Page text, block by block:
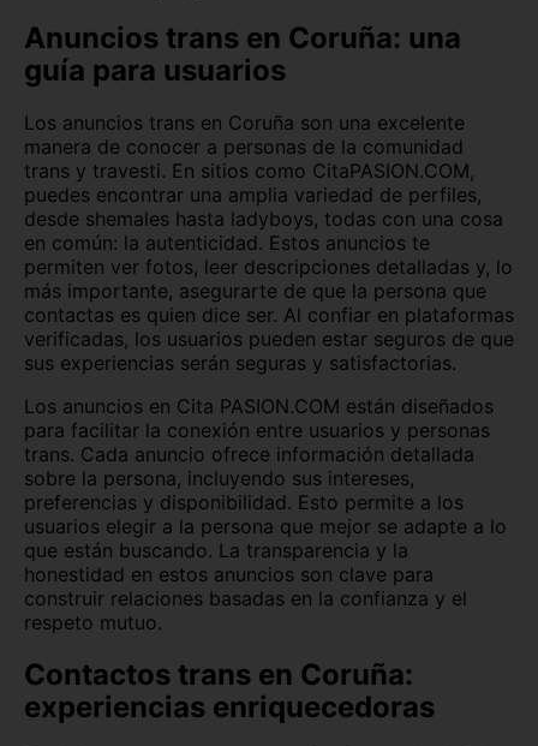
Anuncios trans en Coruña: una
guía para usuarios
Los anuncios trans en Coruña son una excelente
manera de conocer a personas de la comunidad
trans y travesti. En sitios como CitaPASION.COM,
puedes encontrar una amplia variedad de perfiles,
desde shemales hasta ladyboys, todas con una cosa
en común: la autenticidad. Estos anuncios te
permiten ver fotos, leer descripciones detalladas y, lo
más importante, asegurarte de que la persona que
contactas es quien dice ser. Al confiar en plataformas
verificadas, los usuarios pueden estar seguros de que
sus experiencias serán seguras y satisfactorias.
Los anuncios en Cita PASION.COM están diseñados
para facilitar la conexión entre usuarios y personas
trans. Cada anuncio ofrece información detallada
sobre la persona, incluyendo sus intereses,
preferencias y disponibilidad. Esto permite a los
usuarios elegir a la persona que mejor se adapte a lo
que están buscando. La transparencia y la
honestidad en estos anuncios son clave para
construir relaciones basadas en la confianza y el
respeto mutuo.
Contactos trans en Coruña:
experiencias enriquecedoras